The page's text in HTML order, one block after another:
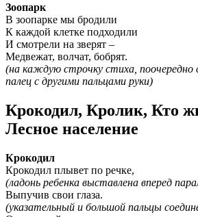
Зоопарк
В зоопарке мы бродили
К каждой клетке подходили
И смотрели на зверят –
Медвежат, волчат, бобрят.
(на каждую строчку стиха, поочередно
палец с другими пальцами руки)
Крокодил, Кролик, Кто
Лесное население
Крокодил
Крокодил плывет по речке,
(ладонь ребенка выставлена вперед
Выпучив свои глаза.
(указательный и большой пальцы